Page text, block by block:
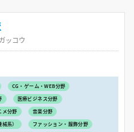
ッコウ
CG・ゲーム・WEB分野
医療ビジネス分野
メ分野
音楽分野
系）
ファッション・服飾分野